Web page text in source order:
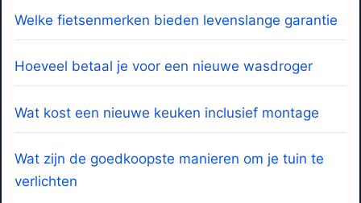
Welke fietsenmerken bieden levenslange garantie
Hoeveel betaal je voor een nieuwe wasdroger
Wat kost een nieuwe keuken inclusief montage
Wat zijn de goedkoopste manieren om je tuin te
verlichten